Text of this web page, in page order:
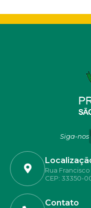
Siga-nos
Rua
CEP: 33350-
Contato